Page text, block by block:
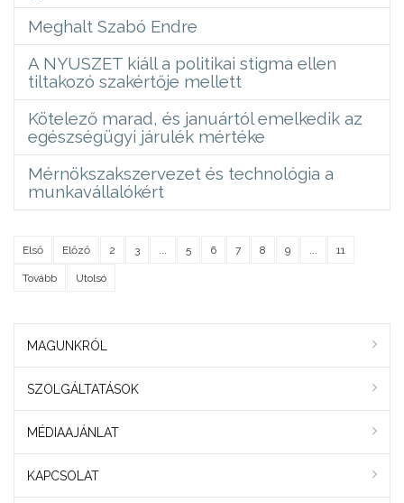
Meghalt Szabó Endre
A NYUSZET kiáll a politikai stigma ellen
tiltakozó szakértője mellett
Kötelező marad, és januártól emelkedik az
egészségügyi járulék mértéke
Mérnökszakszervezet és technológia a
munkavállalókért
Első Előző 2 3 5 6 7 8 9 11
Tovább Utolsó
MAGUNKRÓL
SZOLGÁLTATÁSOK
MÉDIAAJÁNLAT
KAPCSOLAT